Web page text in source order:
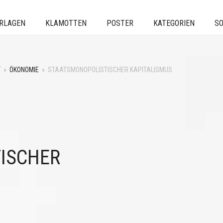
KLAMOTTEN POSTER KATEGORIEN
» ÖKONOMIE » STAATSMONOPOLISTISCHER KAPITALISMUS